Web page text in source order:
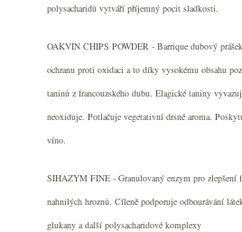
polysacharidů vytváří příjemný pocit sladkosti.
OAKVIN CHIPS POWDER - Barrique dubový
ochranu proti oxidaci a to díky vysokému obsahu
taninů z francouzského dubu. Elagické taniny
neoxiduje. Potlačuje vegetativní drsné aroma.
víno.
SIHAZYM FINE - Granulovaný enzym pro zlepšení
nahnilých hroznů. Cíleně podporuje odbourávání
glukany a další polysacharidové komplexy